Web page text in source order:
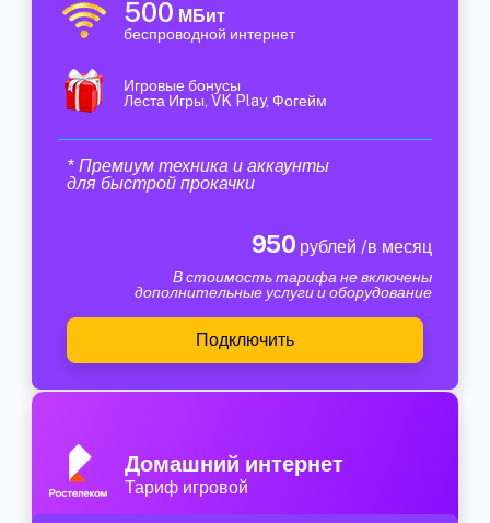
500 МБит
беспроводной интернет
Игровые бонусы
Леста Игры, VK Play, Фогейм
* Премиум техника и аккаунты
для быстрой прокачки
950 рублей /в месяц
В стоимость тарифа не включены
дополнительные услуги и оборудование
Подключить
Домашний интернет
Тариф игровой